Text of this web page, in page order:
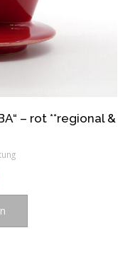
– rot **regional &